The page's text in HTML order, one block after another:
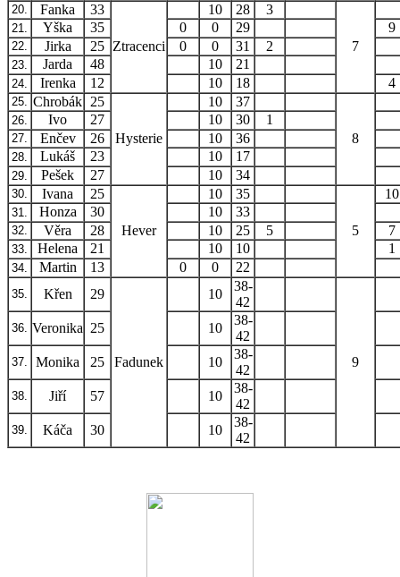
20. Fanka 33
Ztracenci
10 28 3
7
21. Yška 35 0 0 29 9
22. Jirka 25 0 0 31 2
23. Jarda 48 10 21
24. Irenka 12 10 18 4
25. Chrobák 25
Hysterie
10 37
8
26. Ivo 27 10 30 1
27. Enčev 26 10 36
28. Lukáš 23 10 17
29. Pešek 27 10 34
30. Ivana 25
Hever
10 35
5
10
31. Honza 30 10 33
32. Věra 28 10 25 5 7
33. Helena 21 10 10 1
34. Martin 13 0 0 22
35. Křen 29
Fadunek
10
38-
42
9
36. Veronika 25 10
38-
42
37. Monika 25 10
38-
42
38. Jiří 57 10
38-
42
39. Káča 30 10
38-
42